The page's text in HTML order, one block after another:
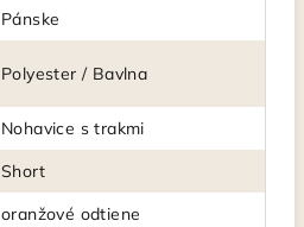
Pánske
Polyester / Bavlna
Nohavice s trakmi
Short
oranžové odtiene